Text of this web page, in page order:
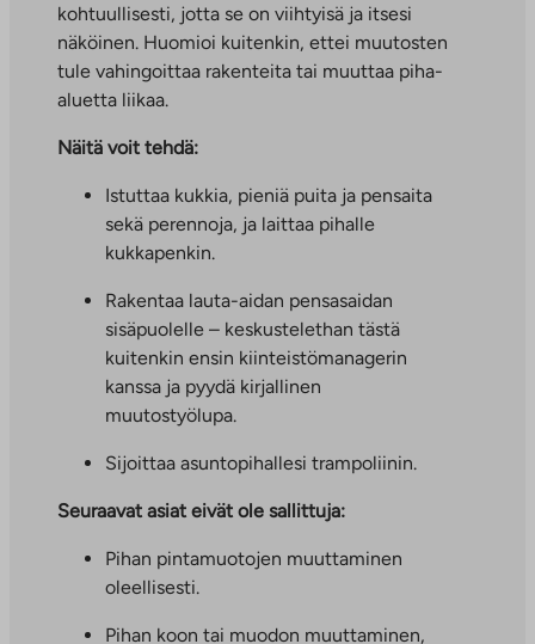
kohtuullisesti, jotta se on viihtyisä ja itsesi
näköinen. Huomioi kuitenkin, ettei muutosten
tule vahingoittaa rakenteita tai muuttaa piha-
aluetta liikaa.
Näitä voit tehdä:
Istuttaa kukkia, pieniä puita ja pensaita
sekä perennoja, ja laittaa pihalle
kukkapenkin.
Rakentaa lauta-aidan pensasaidan
sisäpuolelle – keskustelethan tästä
kuitenkin ensin kiinteistömanagerin
kanssa ja pyydä kirjallinen
muutostyölupa.
Sijoittaa asuntopihallesi trampoliinin.
Seuraavat asiat eivät ole sallittuja:
Pihan pintamuotojen muuttaminen
oleellisesti.
Pihan koon tai muodon muuttaminen,